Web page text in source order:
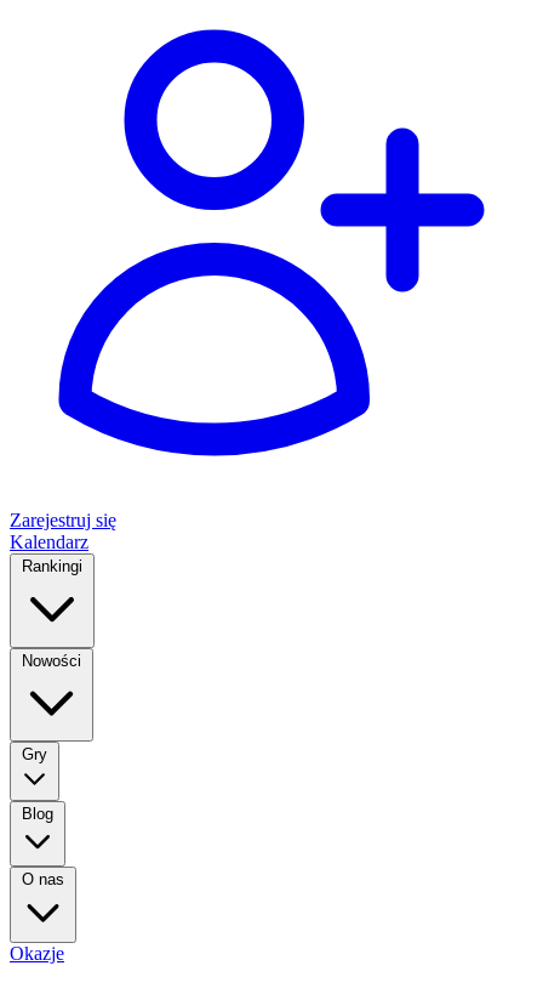
Zarejestruj się
Kalendarz
Rankingi
Nowości
Gry
Blog
O nas
Okazje